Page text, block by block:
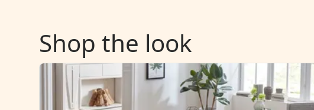
Shop the look